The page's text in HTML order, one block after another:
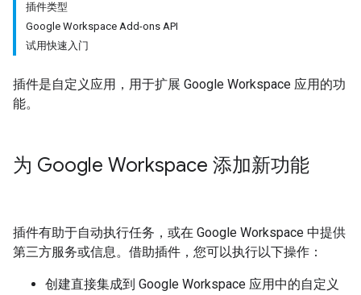
插件类型
Google Workspace Add-ons API
试用快速入门
插件是自定义应用，用于扩展 Google Workspace 应用的功
能。
为 Google Workspace 添加新功能
插件有助于自动执行任务，或在 Google Workspace 中提供
第三方服务或信息。借助插件，您可以执行以下操作：
创建直接集成到 Google Workspace 应用中的自定义